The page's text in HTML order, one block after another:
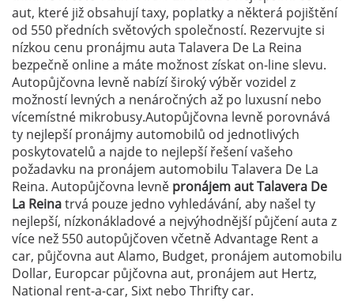
aut, které již obsahují taxy, poplatky a některá pojištění
od 550 předních světových společností. Rezervujte si
nízkou cenu pronájmu auta Talavera De La Reina
bezpečně online a máte možnost získat on-line slevu.
Autopůjčovna levně nabízí široký výběr vozidel z
možností levných a nenáročných až po luxusní nebo
vícemístné mikrobusy.Autopůjčovna levně porovnává
ty nejlepší pronájmy automobilů od jednotlivých
poskytovatelů a najde to nejlepší řešení vašeho
požadavku na pronájem automobilu Talavera De La
Reina. Autopůjčovna levně pronájem aut Talavera De
La Reinatrvá pouze jedno vyhledávání, aby našel ty
nejlepší, nízkonákladové a nejvýhodnější půjčení auta z
více než 550 autopůjčoven včetně Advantage Rent a
car, půjčovna aut Alamo, Budget, pronájem automobilu
Dollar, Europcar půjčovna aut, pronájem aut Hertz,
National rent-a-car, Sixt nebo Thrifty car.